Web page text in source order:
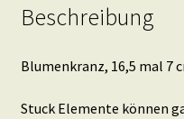
Beschreibung
Blumenkranz, 16,5 mal 7
Stuck Elemente können